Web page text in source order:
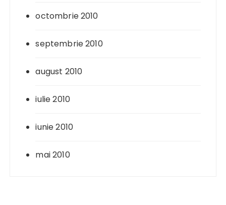
octombrie 2010
septembrie 2010
august 2010
iulie 2010
iunie 2010
mai 2010